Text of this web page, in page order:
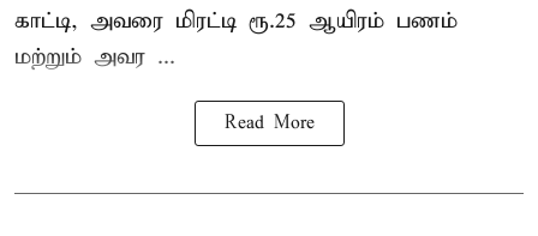
காட்டி, அவரை மிரட்டி ரூ.25 ஆயிரம் பணம்
மற்றும் அவர ...
Read More